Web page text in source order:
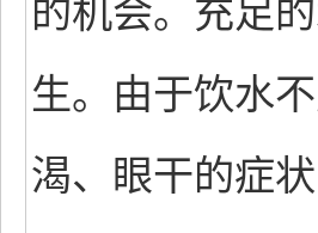
的机会。充足
生。由于饮水
渴、眼干的症